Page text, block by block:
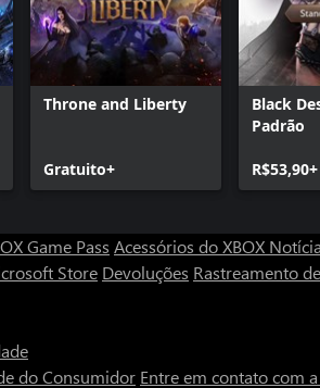
Throne and Liberty
Gratuito+
Black
Padrão
R$53,90+
Game Pass Acessórios do XBOX
Store Devoluções Rastreamento
do Consumidor Entre em contato com